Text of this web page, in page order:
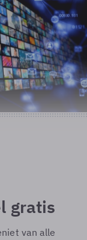
gratis
van alle